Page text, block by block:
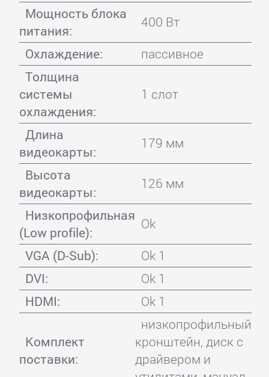
Мощность блока
питания:
400 Вт
Охлаждение:
пассивное
Толщина
системы
охлаждения:
1 слот
Длина
видеокарты:
179 мм
Высота
видеокарты:
126 мм
Низкопрофильная
(Low profile):
Ok
VGA (D-Sub):
Ok 1
DVI:
Ok 1
HDMI:
Ok 1
Комплект
поставки:
низкопрофильный
кронштейн, диск с
драйвером и